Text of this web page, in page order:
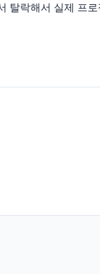
탈락해서 실제 프